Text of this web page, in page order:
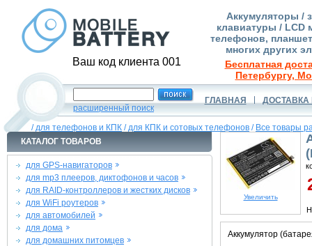
Ваш код клиента 001
Аккумуляторы /
клавиатуры / LCD
телефонов,
многих других
Бесплатная
Петербургу,
расширенный поиск
ГЛАВНАЯ ДОСТАВКА
/для телефонов и КПК /для КПК и сотовых телефонов / Все товары
КАТАЛОГ ТОВАРОВ
для GPS-навигаторов
для mp3 плееров, диктофонов и часов
для RAID-контроллеров и жестких дисков
для WiFi роутеров
для автомобилей
для дома
для домашних питомцев
Увеличить
Аккумулятор